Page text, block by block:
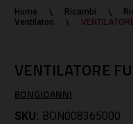
Home Ricambi
Ventilatori
VENTILATORE
BONGIOANNI
SKU: BON008365000